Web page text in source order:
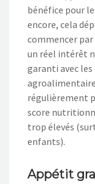
bénéfice pour
encore, cela
commencer par
un réel intérêt
garanti avec
régulièrement
score
trop élevés
enfants).
Appétit